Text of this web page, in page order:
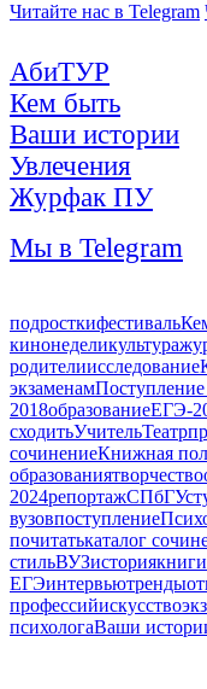
Читайте нас в Telegram
АбиТУР
Кем быть
Ваши истории
Увлечения
Журфак ПУ
Мы в Telegram
подросткифестиваль
кинонеделикультура
родителиисследование
экзаменам
2018образованиеЕГЭ-
сходитьУчительТеатр
сочинениеКнижная
образованиятворчество
2024репортажСПбГУ
вузовпоступление
почитатькаталог
стильВУЗисториякниги
ЕГЭинтервьютренды
профессийискусство
психологаВаши